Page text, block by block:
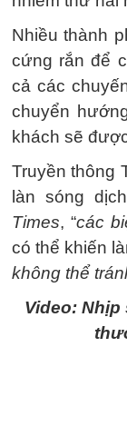
Nhiều thành
cứng rắn để
cả các
chuyển
khách sẽ
Truyền thông
làn sóng
Times, “các
có thể khiến
không thể
Video: